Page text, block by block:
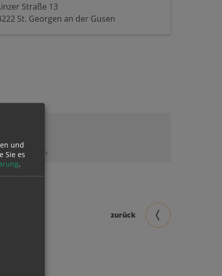
Straße 13
St. Georgen an der Gusen
zu können.
zurück
und
Sie es
.